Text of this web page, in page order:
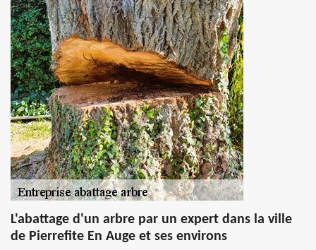
L'abattage d'un arbre par un expert dans la ville
de Pierrefite En Auge et ses environs